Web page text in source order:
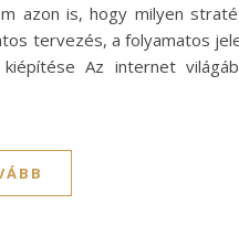
azon is, hogy milyen
tervezés, a folyamatos
Az internet